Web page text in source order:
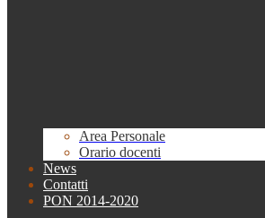
Area Personale
Orario docenti
News
Contatti
PON 2014-2020